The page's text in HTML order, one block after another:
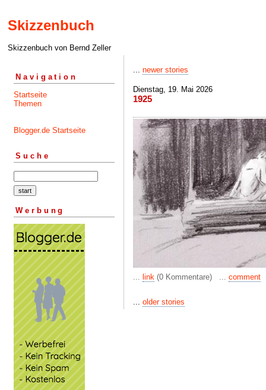
Skizzenbuch
Skizzenbuch von Bernd Zeller
Navigation
Startseite
Themen
Blogger.de Startseite
Suche
Werbung
... newer stories
Dienstag, 19. Mai 2026
1925
... link (0 Kommentare) ... comment
... older stories